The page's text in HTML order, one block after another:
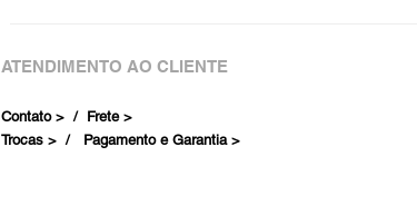
ATENDIMENTO AO CLIENTE
Contato > / Frete >
Trocas > / Pagamento e Garantia >